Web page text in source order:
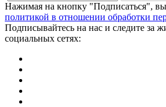
Нажимая на кнопку "Подписаться", вы
политикой в отношении обработки
Подписывайтесь на нас и следите за
социальных сетях: